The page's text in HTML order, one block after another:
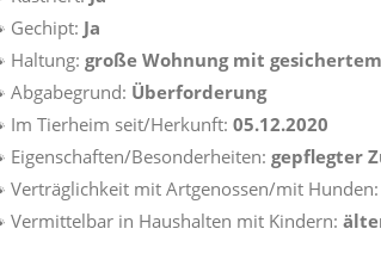
Gechipt: Ja
Haltung: große Wohnung mit
Abgabegrund: Überforderung
Im Tierheim seit/Herkunft: 05.12.2020
Eigenschaften/Besonderheiten: gepflegter
Verträglichkeit mit Artgenossen/mit Hunden:
Vermittelbar in Haushalten mit Kindern: